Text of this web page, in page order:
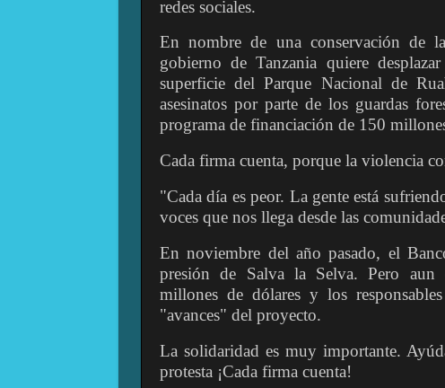
redes sociales.
En nombre de una conservación de
gobierno de Tanzania quiere
superficie del Parque Nacional de
asesinatos por parte de los guardas
programa de financiación de 150
Cada firma cuenta, porque la violencia
"Cada día es peor. La gente está
voces que nos llega desde las
En noviembre del año pasado, el
presión de Salva la Selva. Pero aun
millones de dólares y los
"avances" del proyecto.
La solidaridad es muy importante.
protesta ¡Cada firma cuenta!